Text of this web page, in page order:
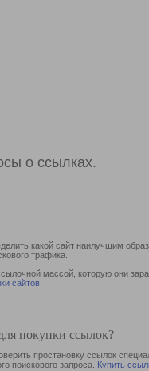
о ссылках.
какой сайт наилучшим
трафика.
массой, которую они
сайтов
покупки ссылок?
простановку ссылок
поискового запроса. Купить